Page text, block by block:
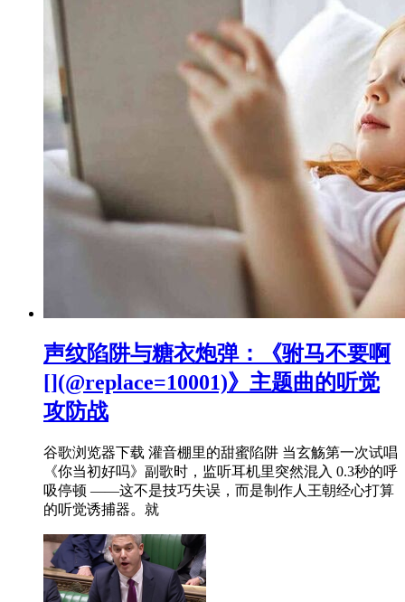
声纹陷阱与糖衣炮弹：《驸马不要啊
[](@replace=10001)》主题曲的听觉
攻防战
谷歌浏览器下载 灌音棚里的甜蜜陷阱 当玄觞第一次试唱
《你当初好吗》副歌时，监听耳机里突然混入 0.3秒的呼
吸停顿 ——这不是技巧失误，而是制作人王朝经心打算
的听觉诱捕器。就